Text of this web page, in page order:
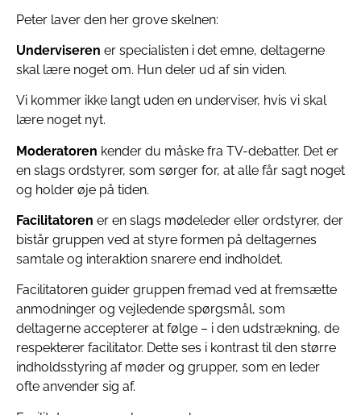
Peter laver den her grove skelnen:
Underviseren er specialisten i det emne, deltagerne
skal lære noget om. Hun deler ud af sin viden.
Vi kommer ikke langt uden en underviser, hvis vi skal
lære noget nyt.
Moderatoren kender du måske fra TV-debatter. Det er
en slags ordstyrer, som sørger for, at alle får sagt noget
og holder øje på tiden.
Facilitatoren er en slags mødeleder eller ordstyrer, der
bistår gruppen ved at styre formen på deltagernes
samtale og interaktion snarere end indholdet.
Facilitatoren guider gruppen fremad ved at fremsætte
anmodninger og vejledende spørgsmål, som
deltagerne accepterer at følge – i den udstrækning, de
respekterer facilitator. Dette ses i kontrast til den større
indholdsstyring af møder og grupper, som en leder
ofte anvender sig af.